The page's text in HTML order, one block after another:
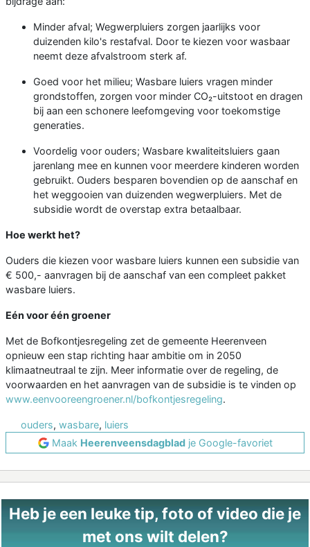
Minder afval; Wegwerpluiers zorgen jaarlijks voor
duizenden kilo's restafval. Door te kiezen voor wasbaar
neemt deze afvalstroom sterk af.
Goed voor het milieu; Wasbare luiers vragen minder
grondstoffen, zorgen voor minder CO₂-uitstoot en dragen
bij aan een schonere leefomgeving voor toekomstige
generaties.
Voordelig voor ouders; Wasbare kwaliteitsluiers gaan
jarenlang mee en kunnen voor meerdere kinderen worden
gebruikt. Ouders besparen bovendien op de aanschaf en
het weggooien van duizenden wegwerpluiers. Met de
subsidie wordt de overstap extra betaalbaar.
Hoe werkt het?
Ouders die kiezen voor wasbare luiers kunnen een subsidie van
€ 500,- aanvragen bij de aanschaf van een compleet pakket
wasbare luiers.
Eén voor één groener
Met de Bofkontjesregeling zet de gemeente Heerenveen
opnieuw een stap richting haar ambitie om in 2050
klimaatneutraal te zijn. Meer informatie over de regeling, de
voorwaarden en het aanvragen van de subsidie is te vinden op
www.eenvooreengroener.nl/bofkontjesregeling.
ouders, wasbare, luiers
Maak Heerenveensdagbladje Google-favoriet
Heb je een leuke tip, foto of video die je
met ons wilt delen?